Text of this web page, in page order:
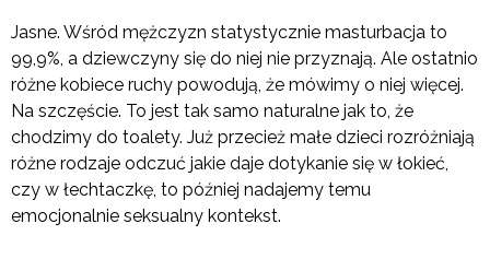
Jasne. Wśród mężczyzn statystycznie masturbacja to
99,9%, a dziewczyny się do niej nie przyznają. Ale ostatnio
różne kobiece ruchy powodują, że mówimy o niej więcej.
Na szczęście. To jest tak samo naturalne jak to, że
chodzimy do toalety. Już przecież małe dzieci rozróżniają
różne rodzaje odczuć jakie daje dotykanie się w łokieć,
czy w łechtaczkę, to później nadajemy temu
emocjonalnie seksualny kontekst.